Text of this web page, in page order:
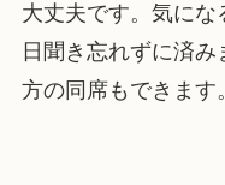
大丈夫です。気にな
日聞き忘れずに済
方の同席もできます。